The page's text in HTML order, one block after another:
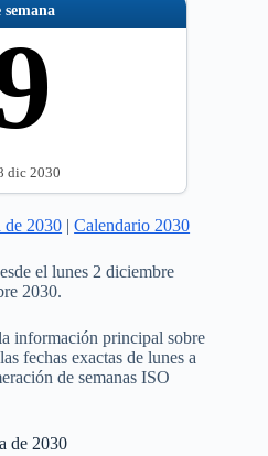
dic 2030
de 2030 |Calendario 2030
el lunes 2 diciembre
2030.
información principal sobre
fechas exactas de lunes a
de semanas ISO
de 2030